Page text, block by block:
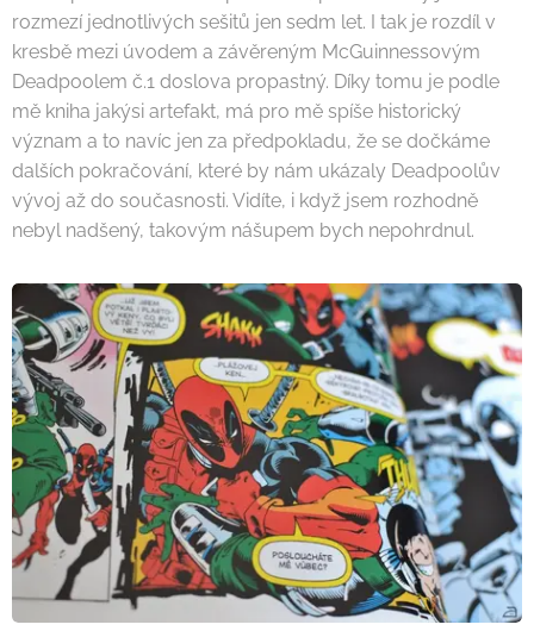
rozmezí jednotlivých sešitů jen sedm let. I tak je rozdíl v
kresbě mezi úvodem a závěreným McGuinnessovým
Deadpoolem č.1 doslova propastný. Díky tomu je podle
mě kniha jakýsi artefakt, má pro mě spíše historický
význam a to navíc jen za předpokladu, že se dočkáme
dalších pokračování, které by nám ukázaly Deadpoolův
vývoj až do současnosti. Vidíte, i když jsem rozhodně
nebyl nadšený, takovým nášupem bych nepohrdnul.